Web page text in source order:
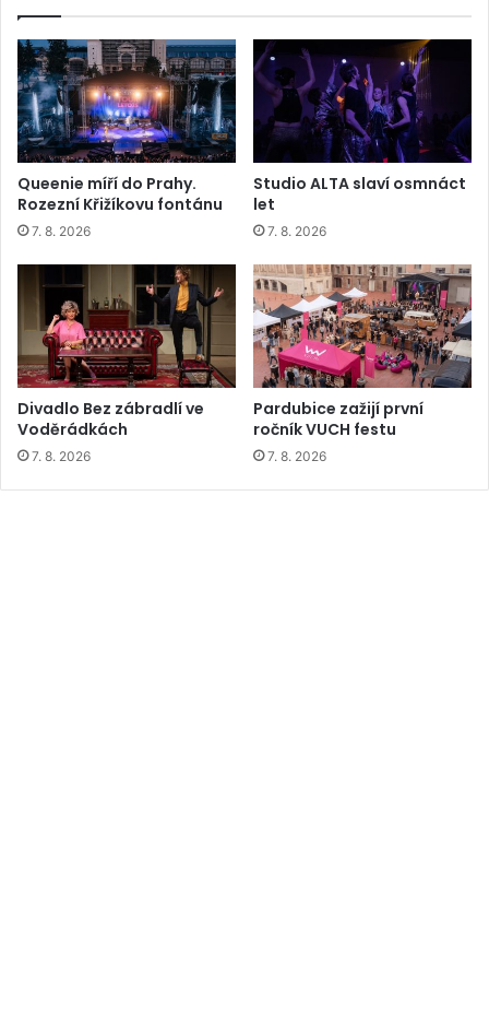
Queenie míří do Prahy.
Rozezní Křižíkovu fontánu
7. 8. 2026
Studio ALTA slaví osmnáct
let
7. 8. 2026
Divadlo Bez zábradlí ve
Voděrádkách
7. 8. 2026
Pardubice zažijí první
ročník VUCH festu
7. 8. 2026